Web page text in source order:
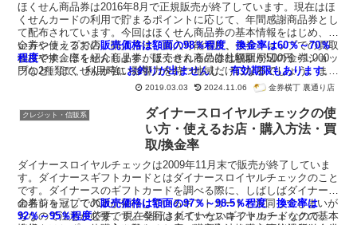
ほくせん商品券は2016年8月で正規販売が終了しています。現在はほ
くせんカードの利用で貯まるポイントに応じて、年間感謝商品券とし
て配布されています。今回はほくせん商品券の基本情報をはじめ、使
い方や使えるお店、購入方法、購入可能場所、金券ショップでの買取
価格や換金率を紹介します。ほくせん商品券は額面が500円・1,000
円の2種類で、利用時にお釣りが出ませんし、有効期限もあります。
金券ショップでの販売価格は額面の98％程度、換金率は60％～70％
程度です。ほくせん商品券が販売されるのは札幌駅周辺の金券ショッ
プなど、ほくせんが強い影響力を持つ地域だけになるでしょう。ま
た、札幌の金券ショップでは90％程度の換金率も期待できます。
2019.03.03 2024.11.06 金券横丁 裏通り店
クレジット・信販系
ダイナースロイヤルチェックの使
い方・使えるお店・購入方法・買
取/換金率
ダイナースロイヤルチェックは2009年11月末で販売が終了していま
す。ダイナースギフトカードとはダイナースロイヤルチェックのこと
です。ダイナースのギフトカードを調べる際に、しばしばダイナース
の名前を冠してJCBが発行しているギフトカードと混同してしまいが
ちなので注意が必要です。今回はダイナースロイヤルチェックの基本
金券ショップでの販売価格は額面の97％～98.5％程度、換金率は
92％～95％程度です。現在発行されていないギフトカードなので、